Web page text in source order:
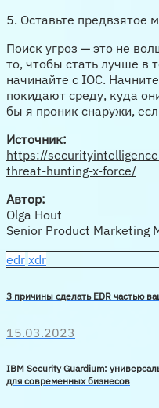
5. Оставьте предвзятое
Поиск угроз — это не
то, чтобы стать лучше в
начинайте с IOC.
покидают среду, куда
бы я проник снаружи,
Источник:
https://
threat-hunting-x-force/
Автор:
Olga Hout
Senior Product Marketing
edr xdr
3 причины сделать EDR частью
15.03.2023
IBM Security Guardium:
для современных бизнесов